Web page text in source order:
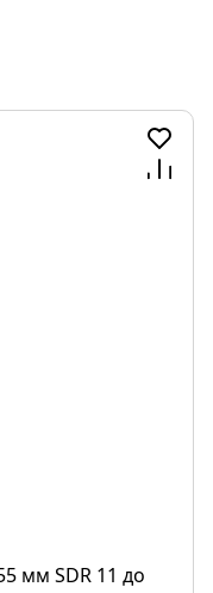
мм SDR 11 до